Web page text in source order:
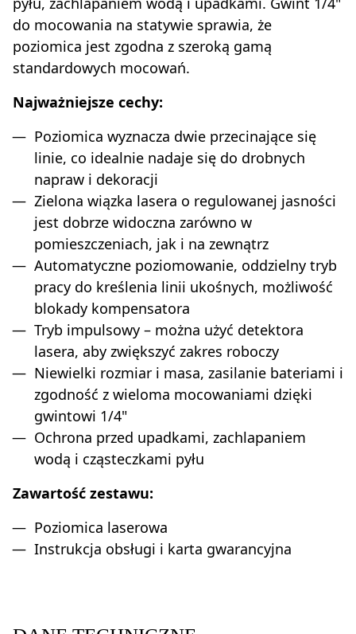
do mocowania na statywie sprawia, że
poziomica jest zgodna z szeroką gamą
standardowych mocowań.
Najważniejsze cechy:
Poziomica wyznacza dwie przecinające się
linie, co idealnie nadaje się do drobnych
napraw i dekoracji
Zielona wiązka lasera o regulowanej jasności
jest dobrze widoczna zarówno w
pomieszczeniach, jak i na zewnątrz
Automatyczne poziomowanie, oddzielny tryb
pracy do kreślenia linii ukośnych, możliwość
blokady kompensatora
Tryb impulsowy – można użyć detektora
lasera, aby zwiększyć zakres roboczy
Niewielki rozmiar i masa, zasilanie bateriami i
zgodność z wieloma mocowaniami dzięki
gwintowi 1/4"
Ochrona przed upadkami, zachlapaniem
wodą i cząsteczkami pyłu
Zawartość zestawu:
Poziomica laserowa
Instrukcja obsługi i karta gwarancyjna